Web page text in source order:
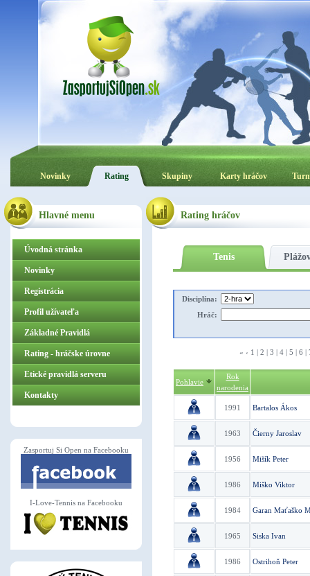
Novinky Rating Skupiny Karty hráčov
Hlavné menu
Úvodná stránka
Novinky
Registrácia
Profil užívateľa
Základné Pravidlá
ZasportujSiOpen.sk
Rating - hráčske úrovne
Etické pravidlá serveru
Kontakty
Zasportuj Si Open na Facebooku
I-Love-Tennis na Facebooku
Rating hráčov
Tenis
Disciplína:
Hráč:
« ‹ 1 | 2 | 3 | 4 | 5 | 6 |
Pohlavie
Rok
narodenia
1991 Bartalos Ákos
1963 Čierny Jaroslav
1956 Mišík Peter
1986 Miško Viktor
1984 Garan Maťaško
1965 Siska Ivan
1986 Ostrihoň Peter